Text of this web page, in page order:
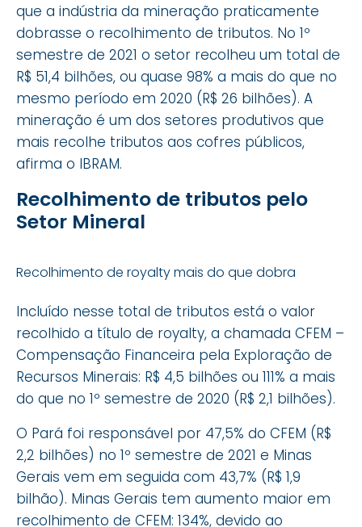
que a indústria da mineração praticamente
dobrasse o recolhimento de tributos. No 1º
semestre de 2021 o setor recolheu um total de
R$ 51,4 bilhões, ou quase 98% a mais do que no
mesmo período em 2020 (R$ 26 bilhões). A
mineração é um dos setores produtivos que
mais recolhe tributos aos cofres públicos,
afirma o IBRAM.
Recolhimento de tributos pelo
Setor Mineral
Recolhimento de royalty mais do que dobra
Incluído nesse total de tributos está o valor
recolhido a título de royalty, a chamada CFEM –
Compensação Financeira pela Exploração de
Recursos Minerais: R$ 4,5 bilhões ou 111% a mais
do que no 1º semestre de 2020 (R$ 2,1 bilhões).
O Pará foi responsável por 47,5% do CFEM (R$
2,2 bilhões) no 1º semestre de 2021 e Minas
Gerais vem em seguida com 43,7% (R$ 1,9
bilhão). Minas Gerais tem aumento maior em
recolhimento de CFEM: 134%, devido ao